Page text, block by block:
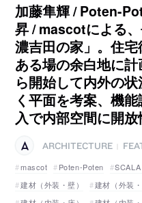
加藤隼輝 / Poten-
昇 / mascotによる
濃吉田の家」。住
ある場の余白地に
ら開始して内外の
く平面を考案、機
入で内部空間に開
ARCHITECTURE
mascot
Poten-Poten
建材（外装・壁）
建材（外装・